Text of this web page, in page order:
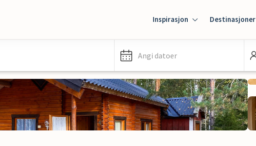
Inspirasjon Destinasjoner
Angi datoer